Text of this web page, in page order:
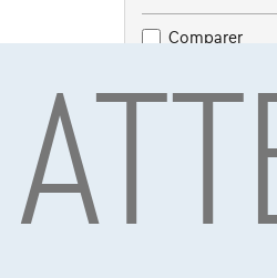
Comparer